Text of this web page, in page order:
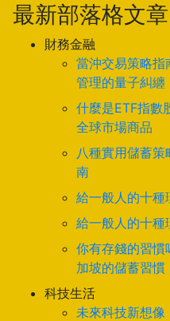
最新部落格文章
財務金融
當沖交易策略指
管理的量子糾纏
什麼是ETF指數
全球市場商品
八種實用儲蓄
南
給一般人的十種
給一般人的十種
你有存錢的習慣
加坡的儲蓄習慣
科技生活
未來科技新想